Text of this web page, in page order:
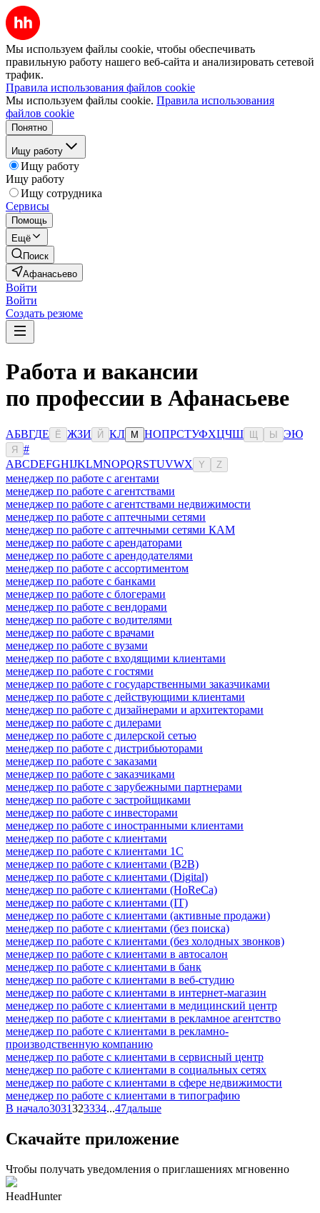
Мы используем файлы cookie, чтобы обеспечивать
правильную работу нашего веб-сайта и анализировать сетевой
трафик.
Правила использования файлов cookie
Мы используем файлы cookie. Правила использования
файлов cookie
Понятно
Ищу работу
Ищу работу
Ищу работу
Ищу сотрудника
Сервисы
Помощь
Ещё
Поиск
Афанасьево
Войти
Войти
Создать резюме
Работа и вакансии
по профессии в Афанасьеве
АБВГДЕ Ё ЖЗИ Й КЛ М НОПРСТУФХЦЧШ Ы ЭЮ
Я
#
ABCDEFGHIJKLMNOPQRSTUVWX Y Z
менеджер по работе с агентами
менеджер по работе с агентствами
менеджер по работе с агентствами недвижимости
менеджер по работе с аптечными сетями
менеджер по работе с аптечными сетями КАМ
менеджер по работе с арендаторами
менеджер по работе с арендодателями
менеджер по работе с ассортиментом
менеджер по работе с банками
менеджер по работе с блогерами
менеджер по работе с вендорами
менеджер по работе с водителями
менеджер по работе с врачами
менеджер по работе с вузами
менеджер по работе с входящими клиентами
менеджер по работе с гостями
менеджер по работе с государственными заказчиками
менеджер по работе с действующими клиентами
менеджер по работе с дизайнерами и архитекторами
менеджер по работе с дилерами
менеджер по работе с дилерской сетью
менеджер по работе с дистрибьюторами
менеджер по работе с заказами
менеджер по работе с заказчиками
менеджер по работе с зарубежными партнерами
менеджер по работе с застройщиками
менеджер по работе с инвесторами
менеджер по работе с иностранными клиентами
менеджер по работе с клиентами
менеджер по работе с клиентами 1С
менеджер по работе с клиентами (B2B)
менеджер по работе с клиентами (Digital)
менеджер по работе с клиентами (HoReCa)
менеджер по работе с клиентами (IT)
менеджер по работе с клиентами (активные продажи)
менеджер по работе с клиентами (без поиска)
менеджер по работе с клиентами (без холодных звонков)
менеджер по работе с клиентами в автосалон
менеджер по работе с клиентами в банк
менеджер по работе с клиентами в веб-студию
менеджер по работе с клиентами в интернет-магазин
менеджер по работе с клиентами в медицинский центр
менеджер по работе с клиентами в рекламное агентство
менеджер по работе с клиентами в рекламно-
производственную компанию
менеджер по работе с клиентами в сервисный центр
менеджер по работе с клиентами в социальных сетях
менеджер по работе с клиентами в сфере недвижимости
менеджер по работе с клиентами в типографию
В начало3031323334...47дальше
Скачайте приложение
Чтобы получать уведомления о приглашениях мгновенно
HeadHunter